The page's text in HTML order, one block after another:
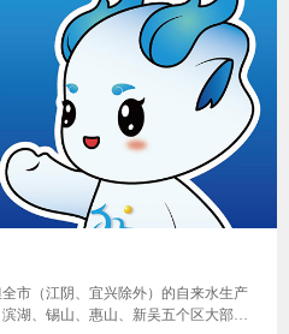
市（江阴、宜兴除外）的自来水生产
湖、锡山、惠山、新吴五个区大部分